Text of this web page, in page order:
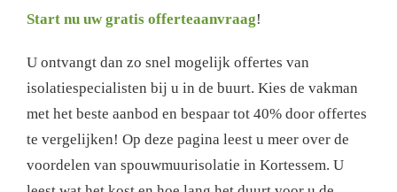
Start nu uw gratis offerteaanvraag!
U ontvangt dan zo snel mogelijk offertes van
isolatiespecialisten bij u in de buurt. Kies de vakman
met het beste aanbod en bespaar tot 40% door offertes
te vergelijken! Op deze pagina leest u meer over de
voordelen van spouwmuurisolatie in Kortessem. U